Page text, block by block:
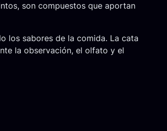
son compuestos que aportan
los sabores de la comida. La cata
la observación, el olfato y el